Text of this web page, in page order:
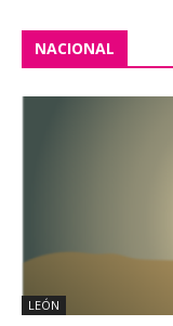
NACIONAL
LEÓN